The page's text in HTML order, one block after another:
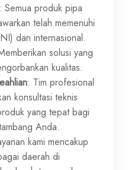
: Semua produk pipa
telah memenuhi
dan internasional.
solusi yang
kualitas.
: Tim profesional
konsultasi teknis
yang tepat bagi
Anda.
kami mencakup
daerah di